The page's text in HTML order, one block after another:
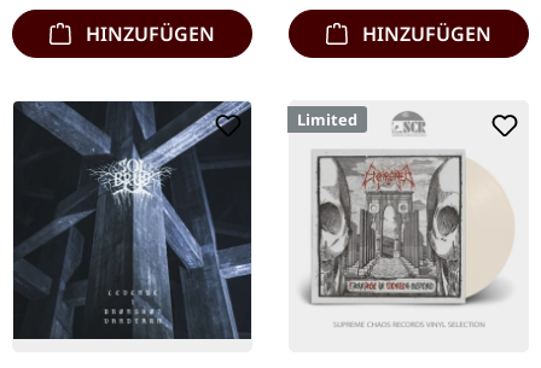
HINZUFÜGEN HINZUFÜGEN
Limited